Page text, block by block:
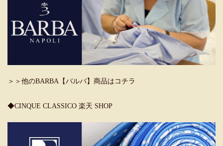
＞＞他のBARBA【バルバ】商品はコチラ
◆CINQUE CLASSICO 楽天 SHOP